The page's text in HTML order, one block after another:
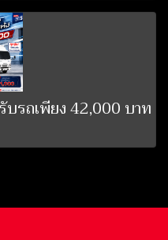
รถเพียง 42,000 บาท